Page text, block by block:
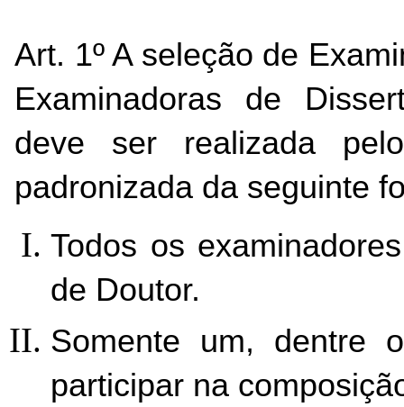
Art. 1º A seleção de
Examinadoras de
deve ser realizada
padronizada da seguinte
Todos os
de Doutor.
Somente um, dentre
participar na